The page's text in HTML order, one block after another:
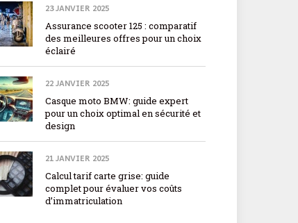
23 JANVIER 2025
Assurance scooter 125 : comparatif
des meilleures offres pour un choix
éclairé
22 JANVIER 2025
Casque moto BMW: guide expert
pour un choix optimal en sécurité et
design
21 JANVIER 2025
Calcul tarif carte grise: guide
complet pour évaluer vos coûts
d’immatriculation